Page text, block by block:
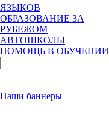
ЯЗЫКОВ
ОБРАЗОВАНИЕ ЗА
РУБЕЖОМ
АВТОШКОЛЫ
ПОМОЩЬ В ОБУЧЕНИИ
Наши баннеры